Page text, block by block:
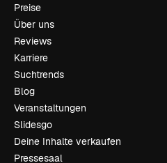
Preise
Über uns
Reviews
Karriere
Suchtrends
Blog
Veranstaltungen
Slidesgo
Deine Inhalte verkaufen
Pressesaal